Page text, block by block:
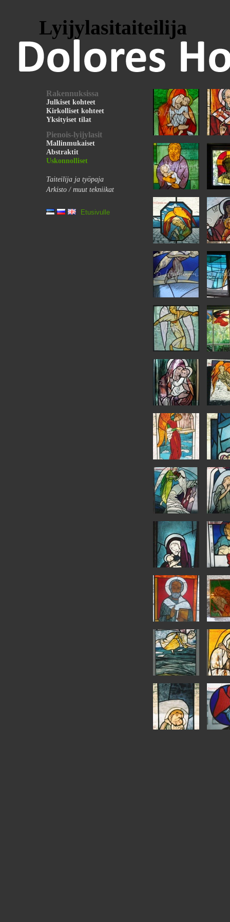
Lyijylasitaiteilija
Rakennuksissa
Julkiset kohteet
Kirkolliset kohteet
Yksityiset tilat
Pienois-lyijylasit
Mallinmukaiset
Abstraktit
Uskonnolliset
Taiteilija ja työpaja
Arkisto / muut tekniikat
Etusivulle